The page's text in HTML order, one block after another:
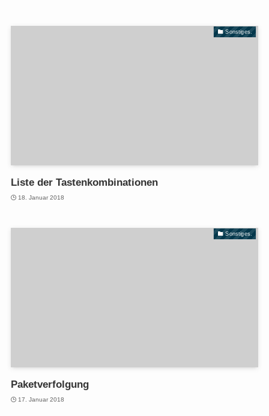
Sonstiges.
Liste der Tastenkombinationen
18. Januar 2018
Sonstiges.
Paketverfolgung
17. Januar 2018